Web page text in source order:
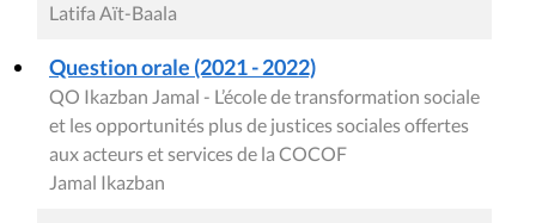
Latifa Aït-Baala
Question orale (2021 - 2022)
QO Ikazban Jamal - L’école de transformation sociale
et les opportunités plus de justices sociales offertes
aux acteurs et services de la COCOF
Jamal Ikazban